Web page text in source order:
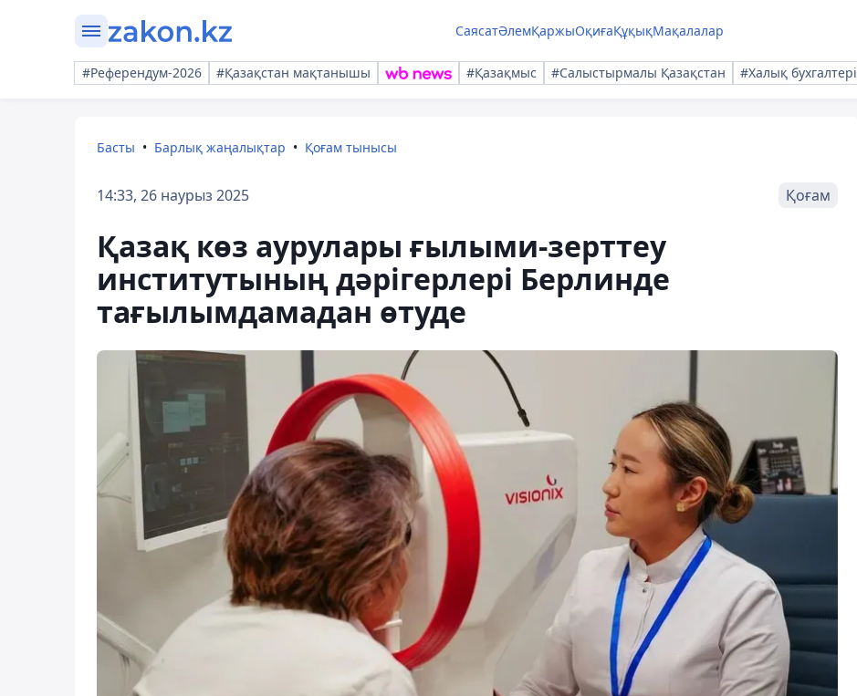
СаясатӘлемҚаржыОқиғаҚұқықМақалалар
#Референдум-2026 #Қазақстан мақтанышы #Қазақмыс #Салыстырмалы Қазақстан #Халық бухгалтері
Басты Барлық жаңалықтар Қоғам тынысы
14:33, 26 наурыз 2025 Қоғам
Қазақ көз аурулары ғылыми-зерттеу
институтының дәрігерлері Берлинде
тағылымдамадан өтуде